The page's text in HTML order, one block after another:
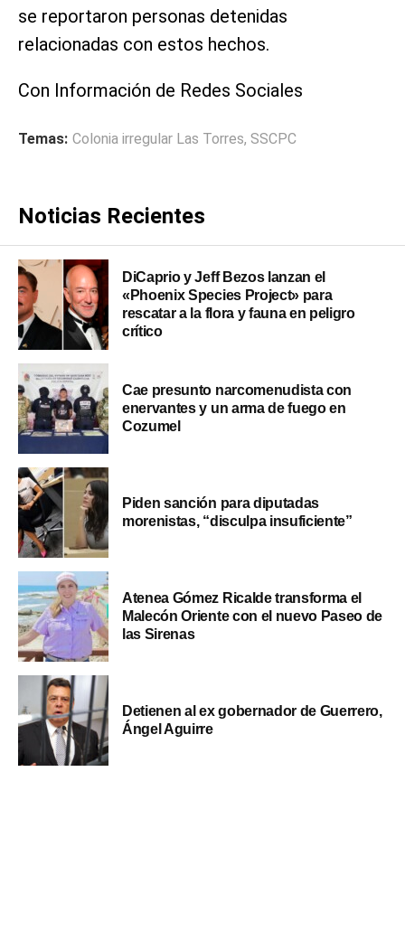
se reportaron personas detenidas
relacionadas con estos hechos.
Con Información de Redes Sociales
Temas: Colonia irregular Las Torres, SSCPC
Noticias Recientes
DiCaprio y Jeff Bezos lanzan el
«Phoenix Species Project» para
rescatar a la flora y fauna en peligro
crítico
Cae presunto narcomenudista con
enervantes y un arma de fuego en
Cozumel
Piden sanción para diputadas
morenistas, “disculpa insuficiente”
Atenea Gómez Ricalde transforma el
Malecón Oriente con el nuevo Paseo de
las Sirenas
Detienen al ex gobernador de Guerrero,
Ángel Aguirre